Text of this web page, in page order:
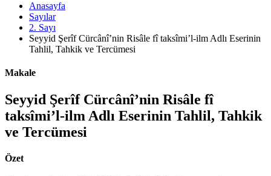
Anasayfa
Sayılar
2. Sayı
Seyyid Şerîf Cürcânî’nin Risâle fî taksîmi’l-ilm Adlı Eserinin
Tahlil, Tahkik ve Tercümesi
Makale
Seyyid Şerîf Cürcânî’nin Risâle fî
taksîmi’l-ilm Adlı Eserinin Tahlil, Tahkik
ve Tercümesi
Özet